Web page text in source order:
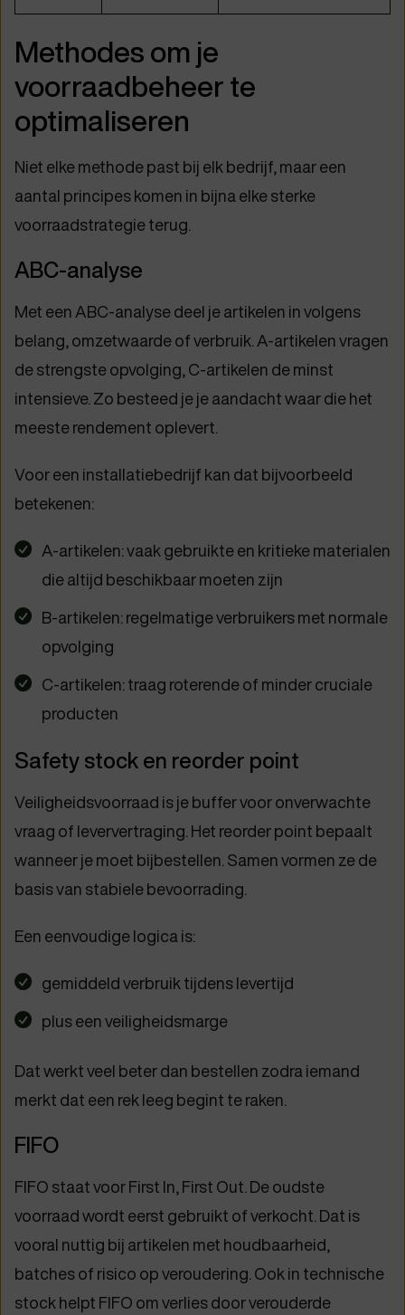
Methodes om je
voorraadbeheer te
optimaliseren
Niet elke methode past bij elk bedrijf, maar een
aantal principes komen in bijna elke sterke
voorraadstrategie terug.
ABC-analyse
Met een ABC-analyse deel je artikelen in volgens
belang, omzetwaarde of verbruik. A-artikelen vragen
de strengste opvolging, C-artikelen de minst
intensieve. Zo besteed je je aandacht waar die het
meeste rendement oplevert.
Voor een installatiebedrijf kan dat bijvoorbeeld
betekenen:
A-artikelen: vaak gebruikte en kritieke materialen
die altijd beschikbaar moeten zijn
B-artikelen: regelmatige verbruikers met normale
opvolging
C-artikelen: traag roterende of minder cruciale
producten
Safety stock en reorder point
Veiligheidsvoorraad is je buffer voor onverwachte
vraag of leververtraging. Het reorder point bepaalt
wanneer je moet bijbestellen. Samen vormen ze de
basis van stabiele bevoorrading.
Een eenvoudige logica is:
gemiddeld verbruik tijdens levertijd
plus een veiligheidsmarge
Dat werkt veel beter dan bestellen zodra iemand
merkt dat een rek leeg begint te raken.
FIFO
FIFO staat voor First In, First Out. De oudste
voorraad wordt eerst gebruikt of verkocht. Dat is
vooral nuttig bij artikelen met houdbaarheid,
batches of risico op veroudering. Ook in technische
stock helpt FIFO om verlies door verouderde